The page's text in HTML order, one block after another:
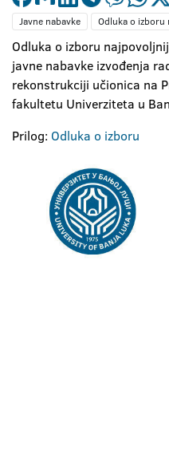
Javne nabavke Odluka o
Odluka o izboru
javne nabavke izvođenja
rekonstrukciji učionica na
fakultetu Univerziteta u
Prilog: Odluka o izboru